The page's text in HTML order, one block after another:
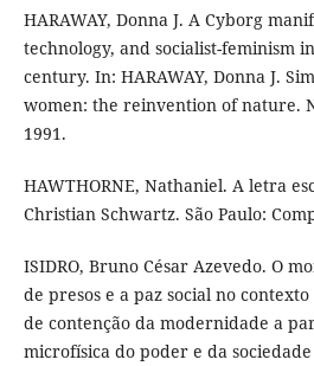
HARAWAY, Donna J. A Cyborg
technology, and socialist-feminism
century. In: HARAWAY, Donna J.
women: the reinvention of nature.
1991.
HAWTHORNE, Nathaniel. A letra
Christian Schwartz. São Paulo:
ISIDRO, Bruno César Azevedo. O
de presos e a paz social no
de contenção da modernidade a
microfísica do poder e da